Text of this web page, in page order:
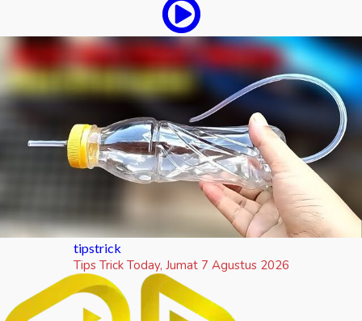
tipstrick
Tips Trick Today, Jumat 7 Agustus 2026